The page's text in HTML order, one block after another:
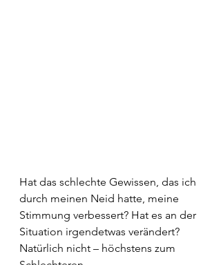
Hat das schlechte Gewissen, das ich
durch meinen Neid hatte, meine
Stimmung verbessert? Hat es an der
Situation irgendetwas verändert?
Natürlich nicht – höchstens zum